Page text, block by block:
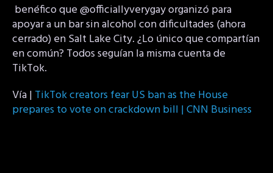
benéfico que @officiallyverygay organizó para
apoyar a un bar sin alcohol con dificultades (ahora
cerrado) en Salt Lake City. ¿Lo único que compartían
en común? Todos seguían la misma cuenta de
TikTok.
Vía | TikTok creators fear US ban as the House
prepares to vote on crackdown bill | CNN Business